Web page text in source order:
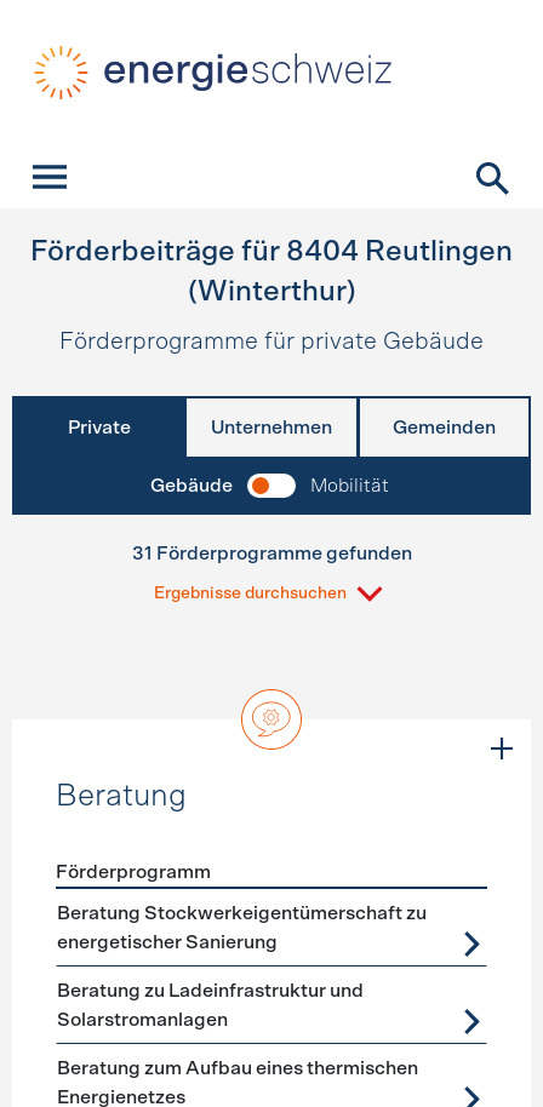
Förderbeiträge für 8404 Reutlingen
(Winterthur)
Förderprogramme für private Gebäude
Private Unternehmen Gemeinden
Gebäude Mobilität
31 Förderprogramme gefunden
Ergebnisse durchsuchen
Beratung
Förderprogramme Beratung
Förderprogramm
Beratung Stockwerkeigentümerschaft zu
energetischer Sanierung
Beratung zu Ladeinfrastruktur und
Solarstromanlagen
Beratung zum Aufbau eines thermischen
Energienetzes